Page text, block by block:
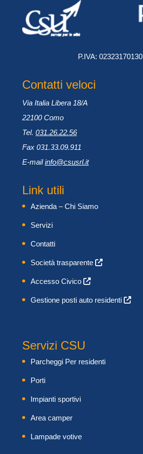
P.IVA: 02323170130
Contatti veloci
Via Italia Libera 18/A
22100 Como
Tel. 031.26.22.56
Fax 031.33.09.911
E-mailinfo@csusrl.it
Link utili
Azienda – Chi Siamo
Servizi
Contatti
Società trasparente
Accesso Civico
Gestione posti auto residenti
Servizi CSU
Parcheggi Per residenti
Porti
Impianti sportivi
Area camper
Lampade votive